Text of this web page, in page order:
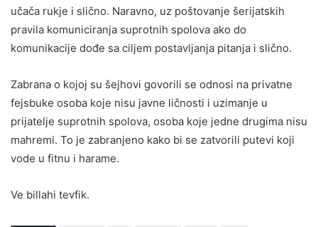
učača rukje i slično. Naravno, uz poštovanje šerijatskih
pravila komuniciranja suprotnih spolova ako do
komunikacije dođe sa ciljem postavljanja pitanja i slično.
Zabrana o kojoj su šejhovi govorili se odnosi na privatne
fejsbuke osoba koje nisu javne ličnosti i uzimanje u
prijatelje suprotnih spolova, osoba koje jedne drugima nisu
mahremi. To je zabranjeno kako bi se zatvorili putevi koji
vode u fitnu i harame.
Ve billahi tevfik.